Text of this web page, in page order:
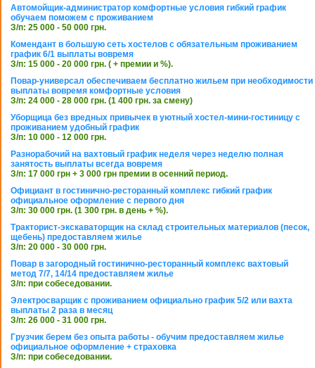
Автомойщик-администратор комфортные условия гибкий график
обучаем поможем с проживанием
З/п: 25 000 - 50 000 грн.
Комендант в большую сеть хостелов с обязательным проживанием
график 6/1 выплаты вовремя
З/п: 15 000 - 20 000 грн. ( + премии и %).
Повар-универсал обеспечиваем бесплатно жильем при необходимости
выплаты вовремя комфортные условия
З/п: 24 000 - 28 000 грн. (1 400 грн. за смену)
Уборщица без вредных привычек в уютный хостел-мини-гостиницу с
проживанием удобный график
З/п: 10 000 - 12 000 грн.
Разнорабочий на вахтовый график неделя через неделю полная
занятость выплаты всегда вовремя
З/п: 17 000 грн + 3 000 грн премии в осенний период.
Официант в гостинично-ресторанный комплекс гибкий график
официальное оформление с первого дня
З/п: 30 000 грн. (1 300 грн. в день + %).
Тракторист-экскаваторщик на склад строительных материалов (песок,
щебень) предоставляем жилье
З/п: 20 000 - 30 000 грн.
Повар в загородный гостинично-ресторанный комплекс вахтовый
метод 7/7, 14/14 предоставляем жилье
З/п: при собеседовании.
Электросварщик с проживанием официально график 5/2 или вахта
выплаты 2 раза в месяц
З/п: 26 000 - 31 000 грн.
Грузчик берем без опыта работы - обучим предоставляем жилье
официальное оформление + страховка
З/п: при собеседовании.